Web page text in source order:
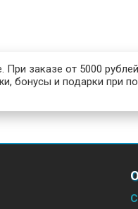
заказе от 5000
бонусы и подарки при